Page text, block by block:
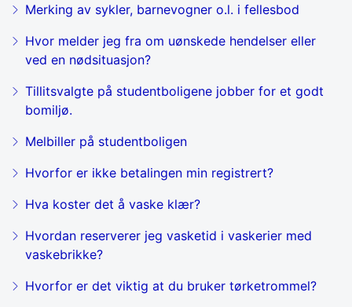
Merking av sykler, barnevogner o.l. i fellesbod
Hvor melder jeg fra om uønskede hendelser eller
ved en nødsituasjon?
Tillitsvalgte på studentboligene jobber for et godt
bomiljø.
Melbiller på studentboligen
Hvorfor er ikke betalingen min registrert?
Hva koster det å vaske klær?
Hvordan reserverer jeg vasketid i vaskerier med
vaskebrikke?
Hvorfor er det viktig at du bruker tørketrommel?